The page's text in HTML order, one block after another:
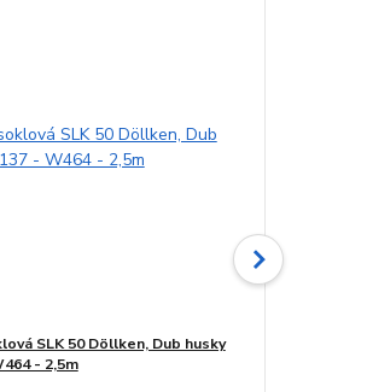
SLK 50 Döllken, Dub husky
- 2,5m